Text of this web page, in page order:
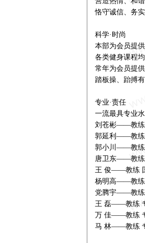
恪守诚信、务
科学·时尚
本部为会员提
各类健身课程
常年为会员提
踏板操、跆搏
专业·责任
一流最具专业
刘苍彬——教练
郭延利——教练
郭小川——教练
唐卫东——教练
王 俊——教练
杨明高——教练
党腾宇——教练
王 磊——教练
万 佳——教练
马 林——教练